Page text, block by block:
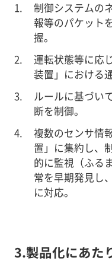
制御システムの
報等のパケット
握。
運転状態等に応
装置」における
ルールに基づい
断を制御。
複数のセンサ情
置」に集約し、
的に監視（ふる
常を早期発見し
に対応。
3.製品化にあた